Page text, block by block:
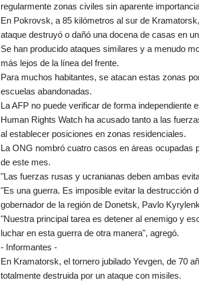
regularmente zonas civiles sin aparente
En Pokrovsk, a 85 kilómetros al sur de
ataque destruyó o dañó una docena de casas en
Se han producido ataques similares y a menudo
más lejos de la línea del frente.
Para muchos habitantes, se atacan estas zonas
escuelas abandonadas.
La AFP no puede verificar de forma independiente
Human Rights Watch ha acusado tanto a las
al establecer posiciones en zonas residenciales.
La ONG nombró cuatro casos en áreas ocupadas
de este mes.
"Las fuerzas rusas y ucranianas deben ambas
"Es una guerra. Es imposible evitar la destrucción
gobernador de la región de Donetsk, Pavlo
"Nuestra principal tarea es detener al enemigo y
luchar en esta guerra de otra manera", agregó.
- Informantes -
En Kramatorsk, el tornero jubilado Yevgen, de 70
totalmente destruida por un ataque con misiles.